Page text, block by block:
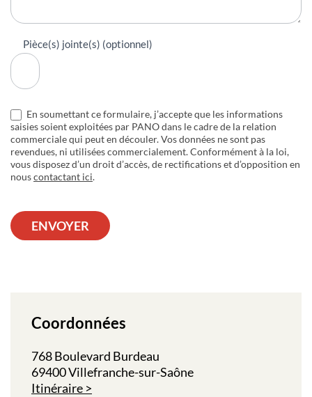
Pièce(s) jointe(s) (optionnel)
En soumettant ce formulaire, j’accepte que les informations
saisies soient exploitées par PANO dans le cadre de la relation
commerciale qui peut en découler. Vos données ne sont pas
revendues, ni utilisées commercialement. Conformément à la loi,
vous disposez d’un droit d’accès, de rectifications et d’opposition en
nouscontactant ici.
ENVOYER
Coordonnées
768 Boulevard Burdeau
69400 Villefranche-sur-Saône
Itinéraire